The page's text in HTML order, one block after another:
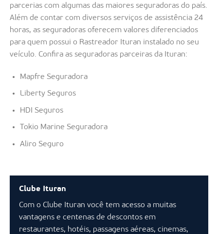
parcerias com algumas das maiores seguradoras do país.
Além de contar com diversos serviços de assistência 24
horas, as seguradoras oferecem valores diferenciados
para quem possui o Rastreador Ituran instalado no seu
veículo. Confira as seguradoras parceiras da Ituran:
Mapfre Seguradora
Liberty Seguros
HDI Seguros
Tokio Marine Seguradora
Aliro Seguro
Clube Ituran
Com o Clube Ituran você tem acesso a muitas
vantagens e centenas de descontos em
restaurantes, hotéis, passagens aéreas, cinemas,